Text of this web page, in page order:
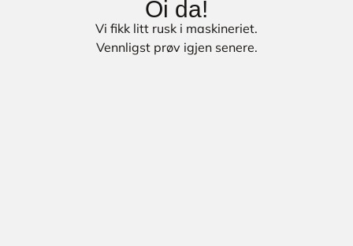
Oi da!
Vi fikk litt rusk i maskineriet.
Vennligst prøv igjen senere.